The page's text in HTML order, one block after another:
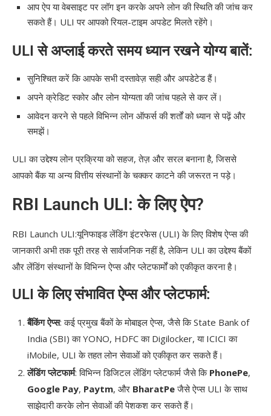
आप ऐप या वेबसाइट पर लॉग इन करके अपने लोन की स्थिति की जांच कर
सकते हैं। ULI पर आपको रियल-टाइम अपडेट मिलते रहेंगे।
ULI से अप्लाई करते समय ध्यान रखने योग्य बातें:
सुनिश्चित करें कि आपके सभी दस्तावेज़ सही और अपडेटेड हैं।
अपने क्रेडिट स्कोर और लोन योग्यता की जांच पहले से कर लें।
आवेदन करने से पहले विभिन्न लोन ऑफर्स की शर्तों को ध्यान से पढ़ें और
समझें।
ULI का उद्देश्य लोन प्रक्रिया को सहज, तेज़ और सरल बनाना है, जिससे
आपको बैंक या अन्य वित्तीय संस्थानों के चक्कर काटने की जरूरत न पड़े।
RBI Launch ULI: के लिए ऐप?
RBI Launch ULI:यूनिफाइड लेंडिंग इंटरफेस (ULI) के लिए विशेष ऐप्स की
जानकारी अभी तक पूरी तरह से सार्वजनिक नहीं है, लेकिन ULI का उद्देश्य बैंकों
और लेंडिंग संस्थानों के विभिन्न ऐप्स और प्लेटफार्मों को एकीकृत करना है।
ULI के लिए संभावित ऐप्स और प्लेटफार्म:
बैंकिंग ऐप्स: कई प्रमुख बैंकों के मोबाइल ऐप्स, जैसे कि State Bank of
India (SBI) का YONO, HDFC का Digilocker, या ICICI का
iMobile, ULI के तहत लोन सेवाओं को एकीकृत कर सकते हैं।
लेंडिंग प्लेटफार्म: विभिन्न डिजिटल लेंडिंग प्लेटफार्म जैसे कि PhonePe,
Google Pay, Paytm, और BharatPeजैसे ऐप्स ULI के साथ
साझेदारी करके लोन सेवाओं की पेशकश कर सकते हैं।